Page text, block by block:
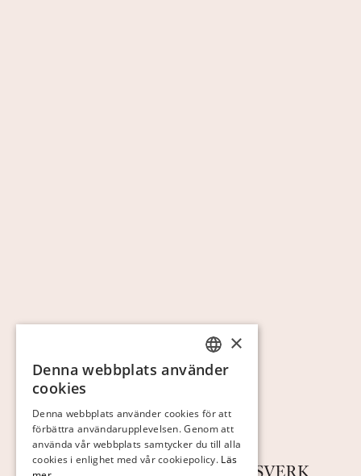
SWEDISH
GERMAN
ENGLISH
×
Denna webbplats använder
cookies
Denna webbplats använder cookies för att
förbättra användarupplevelsen. Genom att
använda vår webbplats samtycker du till alla
cookies i enlighet med vår cookiepolicy. Läs